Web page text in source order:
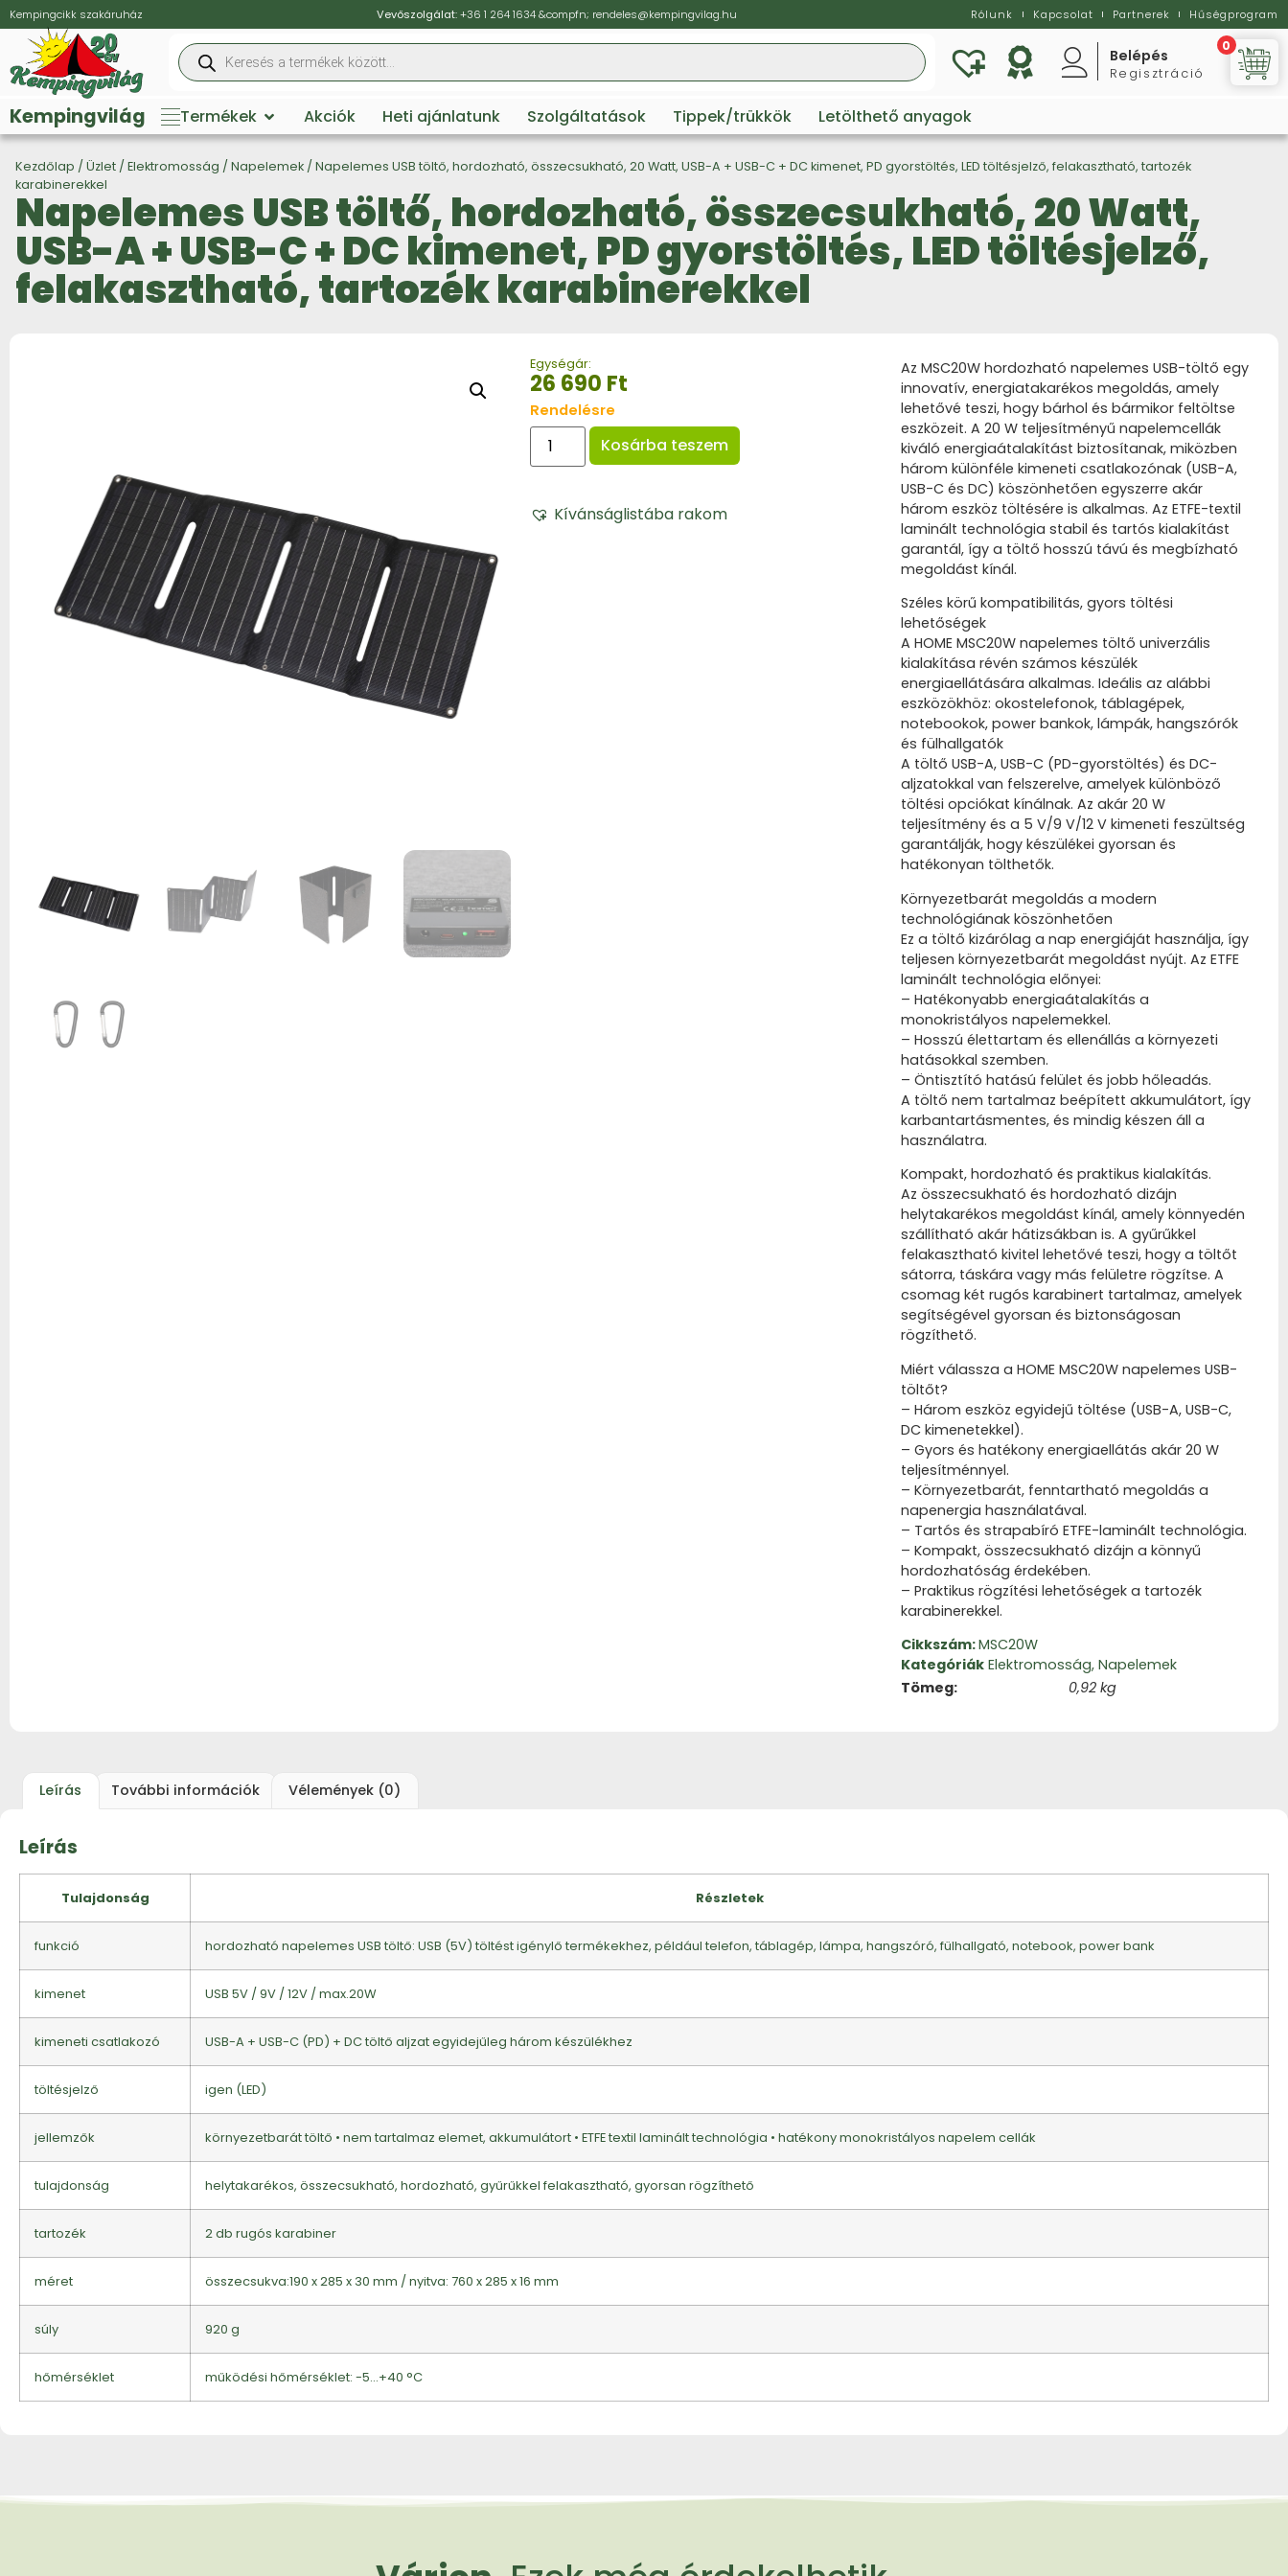
Kempingcikk szakáruház Vevőszolgálat: +36 1 264 1634&compfn; rendeles@kempingvilag.hu Rólunk Kapcsolat Partnerek Hűségprogram
Belépés
Regisztráció
0
Kempingvilág Termékek Akciók Heti ajánlatunk Szolgáltatások Tippek/trükkök Letölthető anyagok
Kezdőlap / Üzlet / Elektromosság / Napelemek / Napelemes USB töltő, hordozható, összecsukható, 20 Watt, USB-A + USB-C + DC kimenet, PD gyorstöltés, LED töltésjelző, felakasztható, tartozék
karabinerekkel
Napelemes USB töltő, hordozható, összecsukható, 20 Watt,
USB-A + USB-C + DC kimenet, PD gyorstöltés, LED töltésjelző,
felakasztható, tartozék karabinerekkel
Egységár:
26 690 Ft
Rendelésre
Kosárba teszem
Kívánságlistába rakom
Az MSC20W hordozható napelemes USB-töltő egy
innovatív, energiatakarékos megoldás, amely
lehetővé teszi, hogy bárhol és bármikor feltöltse
eszközeit. A 20 W teljesítményű napelemcellák
kiváló energiaátalakítást biztosítanak, miközben
három különféle kimeneti csatlakozónak (USB-A,
USB-C és DC) köszönhetően egyszerre akár
három eszköz töltésére is alkalmas. Az ETFE-textil
laminált technológia stabil és tartós kialakítást
garantál, így a töltő hosszú távú és megbízható
megoldást kínál.
Széles körű kompatibilitás, gyors töltési
lehetőségek
A HOME MSC20W napelemes töltő univerzális
kialakítása révén számos készülék
energiaellátására alkalmas. Ideális az alábbi
eszközökhöz: okostelefonok, táblagépek,
notebookok, power bankok, lámpák, hangszórók
és fülhallgatók
A töltő USB-A, USB-C (PD-gyorstöltés) és DC-
aljzatokkal van felszerelve, amelyek különböző
töltési opciókat kínálnak. Az akár 20 W
teljesítmény és a 5 V/9 V/12 V kimeneti feszültség
garantálják, hogy készülékei gyorsan és
hatékonyan tölthetők.
Környezetbarát megoldás a modern
technológiának köszönhetően
Ez a töltő kizárólag a nap energiáját használja, így
teljesen környezetbarát megoldást nyújt. Az ETFE
laminált technológia előnyei:
– Hatékonyabb energiaátalakítás a
monokristályos napelemekkel.
– Hosszú élettartam és ellenállás a környezeti
hatásokkal szemben.
– Öntisztító hatású felület és jobb hőleadás.
A töltő nem tartalmaz beépített akkumulátort, így
karbantartásmentes, és mindig készen áll a
használatra.
Kompakt, hordozható és praktikus kialakítás.
Az összecsukható és hordozható dizájn
helytakarékos megoldást kínál, amely könnyedén
szállítható akár hátizsákban is. A gyűrűkkel
felakasztható kivitel lehetővé teszi, hogy a töltőt
sátorra, táskára vagy más felületre rögzítse. A
csomag két rugós karabinert tartalmaz, amelyek
segítségével gyorsan és biztonságosan
rögzíthető.
Miért válassza a HOME MSC20W napelemes USB-
töltőt?
– Három eszköz egyidejű töltése (USB-A, USB-C,
DC kimenetekkel).
– Gyors és hatékony energiaellátás akár 20 W
teljesítménnyel.
– Környezetbarát, fenntartható megoldás a
napenergia használatával.
– Tartós és strapabíró ETFE-laminált technológia.
– Kompakt, összecsukható dizájn a könnyű
hordozhatóság érdekében.
– Praktikus rögzítési lehetőségek a tartozék
karabinerekkel.
Cikkszám:MSC20W
Kategóriák Elektromosság,Napelemek
Tömeg
0,92 kg
Leírás További információk Vélemények (0)
Leírás
Tulajdonság Részletek
funkció hordozható napelemes USB töltő: USB (5V) töltést igénylő termékekhez, például telefon, táblagép, lámpa, hangszóró, fülhallgató, notebook, power bank
kimenet USB 5V / 9V / 12V / max.20W
kimeneti csatlakozó USB-A + USB-C (PD) + DC töltő aljzat egyidejűleg három készülékhez
töltésjelző igen (LED)
jellemzők környezetbarát töltő • nem tartalmaz elemet, akkumulátort • ETFE textil laminált technológia • hatékony monokristályos napelem cellák
tulajdonság helytakarékos, összecsukható, hordozható, gyűrűkkel felakasztható, gyorsan rögzíthető
tartozék 2 db rugós karabiner
méret összecsukva:190 x 285 x 30 mm / nyitva: 760 x 285 x 16 mm
súly 920 g
hőmérséklet működési hőmérséklet: -5…+40 °C